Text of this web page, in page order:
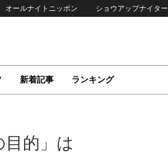
オールナイトニッポン ショウアップナイター
新着記事 ランキング
目的」は